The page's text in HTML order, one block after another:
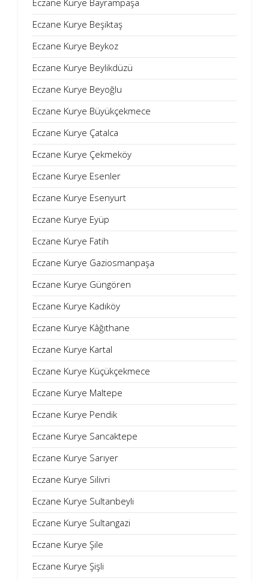
Eczane Kurye Bayrampaşa
Eczane Kurye Beşiktaş
Eczane Kurye Beykoz
Eczane Kurye Beylikdüzü
Eczane Kurye Beyoğlu
Eczane Kurye Büyükçekmece
Eczane Kurye Çatalca
Eczane Kurye Çekmeköy
Eczane Kurye Esenler
Eczane Kurye Esenyurt
Eczane Kurye Eyüp
Eczane Kurye Fatih
Eczane Kurye Gaziosmanpaşa
Eczane Kurye Güngören
Eczane Kurye Kadıköy
Eczane Kurye Kâğıthane
Eczane Kurye Kartal
Eczane Kurye Küçükçekmece
Eczane Kurye Maltepe
Eczane Kurye Pendik
Eczane Kurye Sancaktepe
Eczane Kurye Sarıyer
Eczane Kurye Silivri
Eczane Kurye Sultanbeyli
Eczane Kurye Sultangazi
Eczane Kurye Şile
Eczane Kurye Şişli